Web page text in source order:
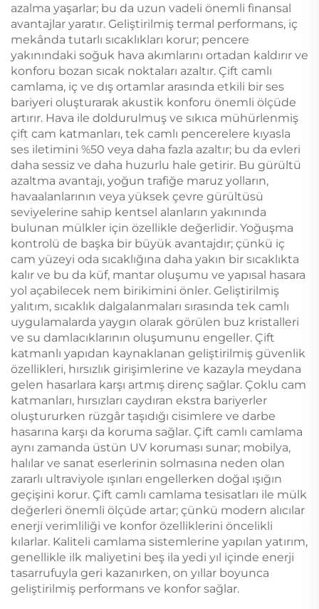
azalma yaşarlar; bu da uzun vadeli önemli finansal
avantajlar yaratır. Geliştirilmiş termal performans, iç
mekânda tutarlı sıcaklıkları korur; pencere
yakınındaki soğuk hava akımlarını ortadan kaldırır ve
konforu bozan sıcak noktaları azaltır. Çift camlı
camlama, iç ve dış ortamlar arasında etkili bir ses
bariyeri oluşturarak akustik konforu önemli ölçüde
artırır. Hava ile doldurulmuş ve sıkıca mühürlenmiş
çift cam katmanları, tek camlı pencerelere kıyasla
ses iletimini %50 veya daha fazla azaltır; bu da evleri
daha sessiz ve daha huzurlu hale getirir. Bu gürültü
azaltma avantajı, yoğun trafiğe maruz yolların,
havaalanlarının veya yüksek çevre gürültüsü
seviyelerine sahip kentsel alanların yakınında
bulunan mülkler için özellikle değerlidir. Yoğuşma
kontrolü de başka bir büyük avantajdır; çünkü iç
cam yüzeyi oda sıcaklığına daha yakın bir sıcaklıkta
kalır ve bu da küf, mantar oluşumu ve yapısal hasara
yol açabilecek nem birikimini önler. Geliştirilmiş
yalıtım, sıcaklık dalgalanmaları sırasında tek camlı
uygulamalarda yaygın olarak görülen buz kristalleri
ve su damlacıklarının oluşumunu engeller. Çift
katmanlı yapıdan kaynaklanan geliştirilmiş güvenlik
özellikleri, hırsızlık girişimlerine ve kazayla meydana
gelen hasarlara karşı artmış direnç sağlar. Çoklu cam
katmanları, hırsızları caydıran ekstra bariyerler
oluştururken rüzgâr taşıdığı cisimlere ve darbe
hasarına karşı da koruma sağlar. Çift camlı camlama
aynı zamanda üstün UV koruması sunar; mobilya,
halılar ve sanat eserlerinin solmasına neden olan
zararlı ultraviyole ışınları engellerken doğal ışığın
geçişini korur. Çift camlı camlama tesisatları ile mülk
değerleri önemli ölçüde artar; çünkü modern alıcılar
enerji verimliliği ve konfor özelliklerini öncelikli
kılarlar. Kaliteli camlama sistemlerine yapılan yatırım,
genellikle ilk maliyetini beş ila yedi yıl içinde enerji
tasarrufuyla geri kazanırken, on yıllar boyunca
geliştirilmiş performans ve konfor sağlar.